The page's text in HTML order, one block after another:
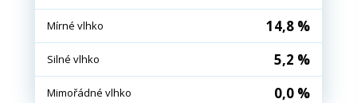
Mírné vlhko 14,8 %
Silné vlhko 5,2 %
Mimořádné vlhko 0,0 %